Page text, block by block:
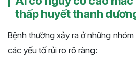
thấp huyết thanh
Bệnh thường xảy ra ở những
các yếu tố rủi ro rõ ràng: